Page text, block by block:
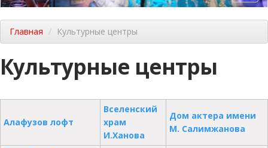
Главная Культурные центры
Культурные центры
Алафузов лофт
Вселенский
храм
И.Ханова
Дом актера имени
М. Салимжанова